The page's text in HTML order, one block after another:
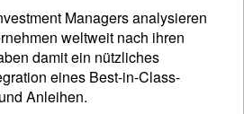
Managers analysieren
weltweit nach ihren
damit ein nützliches
eines Best-in-Class-
Anleihen.